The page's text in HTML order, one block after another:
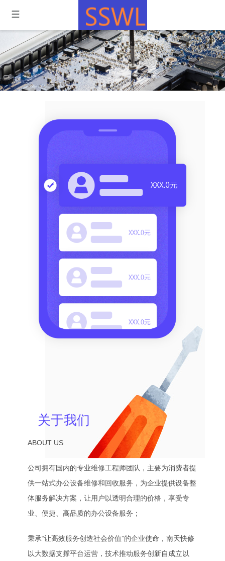
关于我们
ABOUT US
公司拥有国内的专业维修工程师团队，主要为消费者提
供一站式办公设备维修和回收服务，为企业提供设备整
体服务解决方案，让用户以透明合理的价格，享受专
业、便捷、高品质的办公设备服务；
秉承“让高效服务创造社会价值”的企业使命，南天快修
以大数据支撑平台运营，技术推动服务创新自成立以